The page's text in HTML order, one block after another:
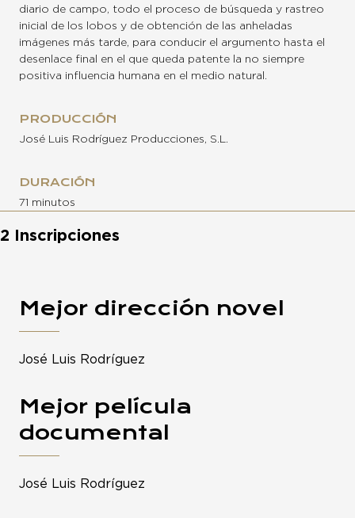
diario de campo, todo el proceso de búsqueda y rastreo
inicial de los lobos y de obtención de las anheladas
imágenes más tarde, para conducir el argumento hasta el
desenlace final en el que queda patente la no siempre
positiva influencia humana en el medio natural.
PRODUCCIÓN
José Luis Rodríguez Producciones, S.L.
DURACIÓN
71 minutos
2 Inscripciones
Mejor dirección novel
José Luis Rodríguez
Mejor película
documental
José Luis Rodríguez